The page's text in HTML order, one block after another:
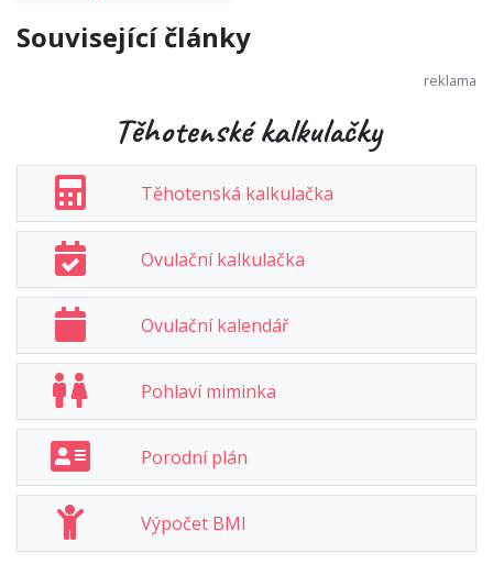
Související články
Těhotenské kalkulačky
Těhotenská kalkulačka
Ovulační kalkulačka
Ovulační kalendář
Pohlaví miminka
Porodní plán
Výpočet BMI